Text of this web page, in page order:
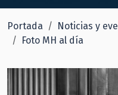
Portada Noticias y
Foto MH al día